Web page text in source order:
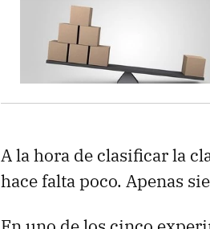
A la hora de clasificar la
hace falta poco. Apenas